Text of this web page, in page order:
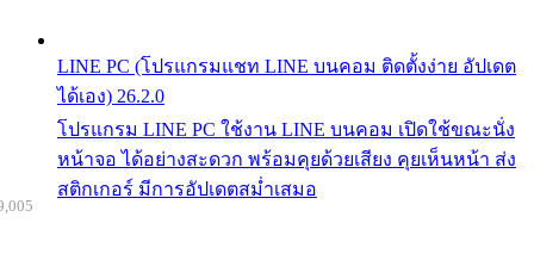
LINE PC (โปรแกรมแชท LINE บนคอม ติดตั้งง่าย อัปเดต
ได้เอง) 26.2.0
โปรแกรม LINE PC ใช้งาน LINE บนคอม เปิดใช้ขณะนั่ง
หน้าจอ ได้อย่างสะดวก พร้อมคุยด้วยเสียง คุยเห็นหน้า ส่ง
สติกเกอร์ มีการอัปเดตสม่ำเสมอ